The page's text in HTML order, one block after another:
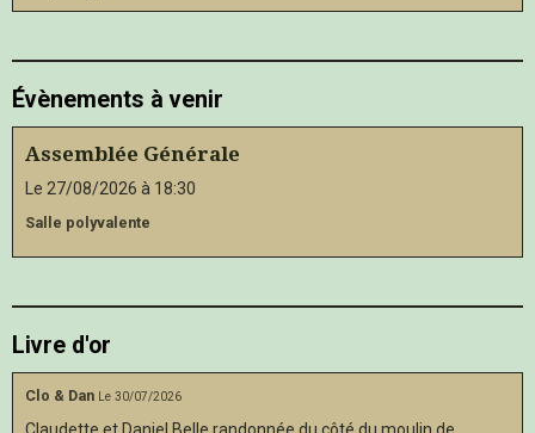
Évènements à venir
Assemblée Générale
Le 27/08/2026 à 18:30
Salle polyvalente
Livre d'or
Clo & Dan Le 30/07/2026